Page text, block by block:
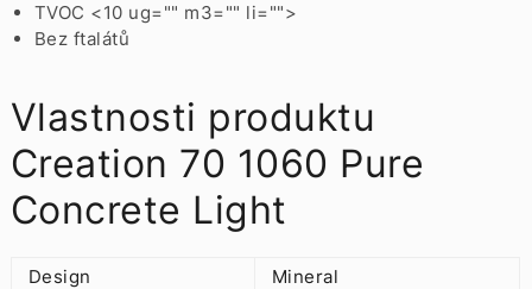
TVOC <10 ug="" m3="" li="">
Bez ftalátů
Vlastnosti produktu
Creation 70 1060 Pure
Concrete Light
Design
Mineral